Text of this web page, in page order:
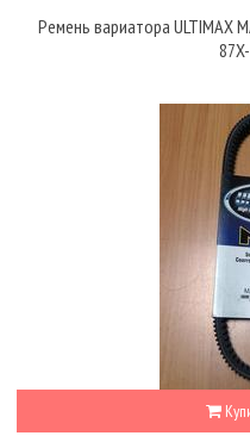
Ремень вариатора ULTIMAX